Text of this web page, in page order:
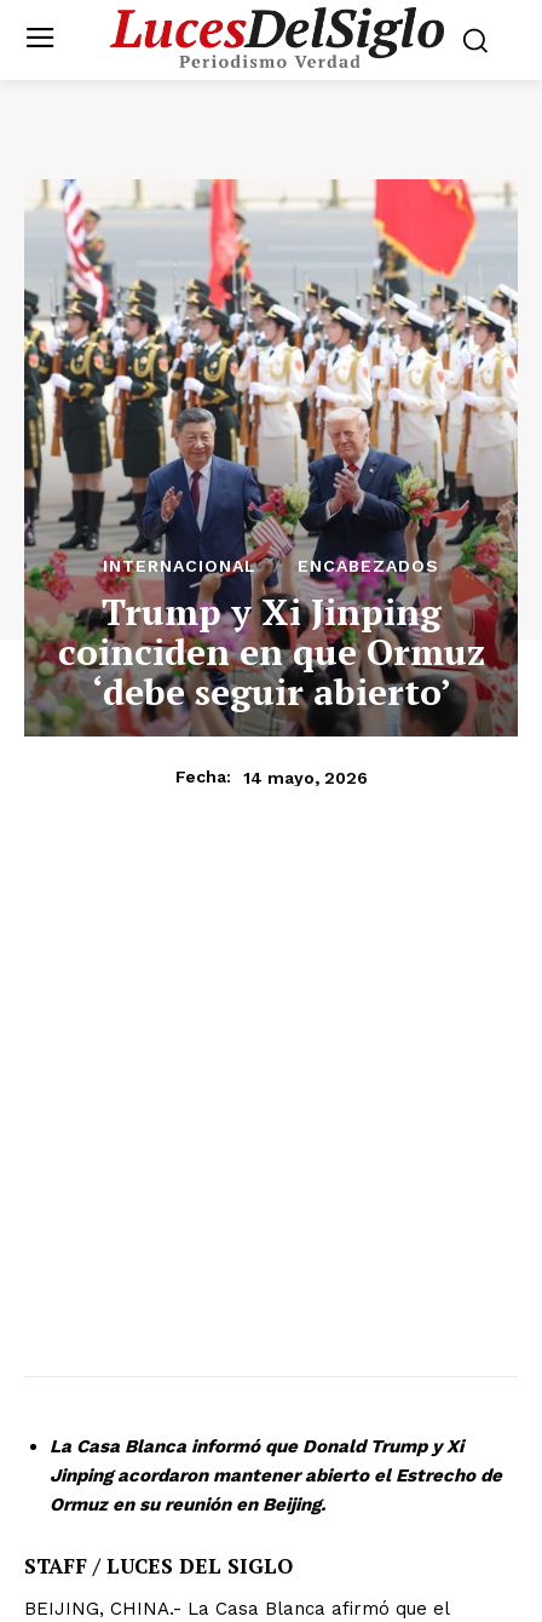
INTERNACIONAL ENCABEZADOS
Trump y Xi Jinping
coinciden en que Ormuz
‘debe seguir abierto’
Fecha: 14 mayo, 2026
La Casa Blanca informó que Donald Trump y Xi
Jinping acordaron mantener abierto el Estrecho de
Ormuz en su reunión en Beijing.
STAFF / LUCES DEL SIGLO
BEIJING, CHINA.- La Casa Blanca afirmó que el